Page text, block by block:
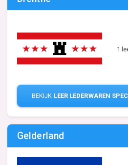
1
BEKIJK LEER LEDERWAREN
Gelderland